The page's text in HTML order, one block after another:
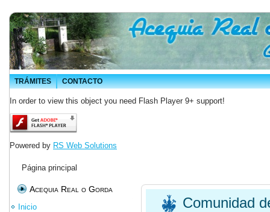
TRÁMITES CONTACTO
In order to view this object you need Flash Player 9+ support!
Powered by RS Web Solutions
Página principal
Acequia Real o Gorda
Inicio
Comunidad